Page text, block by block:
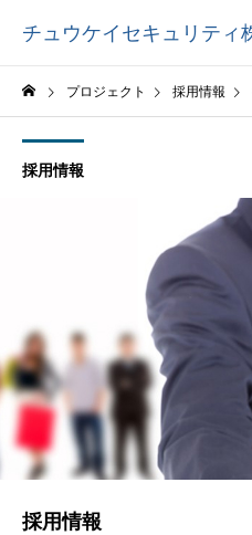
チュウケイセキュリティ
プロジェクト 採用情報
採用情報
採用情報